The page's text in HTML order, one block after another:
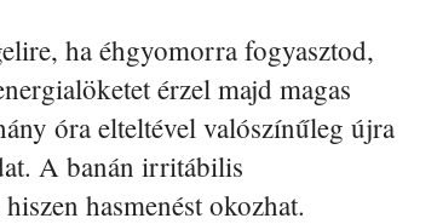
ha éhgyomorra fogyasztod,
érzel majd magas
óra elteltével valószínűleg újra
A banán irritábilis
hasmenést okozhat.